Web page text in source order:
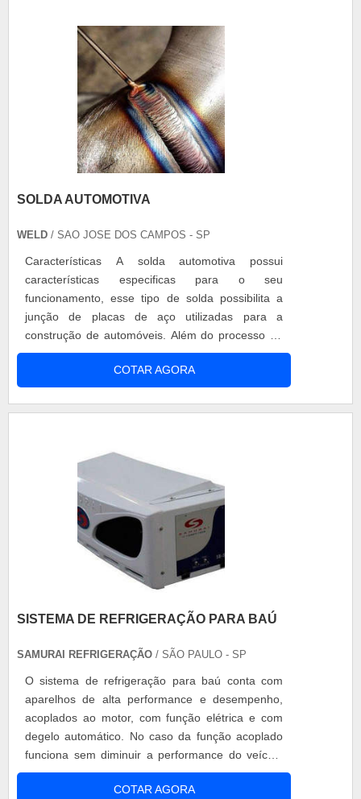
SOLDA AUTOMOTIVA
WELD / SAO JOSE DOS CAMPOS - SP
Características A solda automotiva possui
características especificas para o seu
funcionamento, esse tipo de solda possibilita a
junção de placas de aço utilizadas para a
construção de automóveis. Além do processo de
fabricação de peças a solda também é
indispensável para os reparos de automóveis.
Serviços disponibilizados - Fabricação,
COTAR AGORA
SISTEMA DE REFRIGERAÇÃO PARA BAÚ
SAMURAI REFRIGERAÇÃO / SÃO PAULO - SP
O sistema de refrigeração para baú conta com
aparelhos de alta performance e desempenho,
acoplados ao motor, com função elétrica e com
degelo automático. No caso da função acoplado
funciona sem diminuir a performance do veículo
durante a distribuição. A elétrica funciona
refrigerando os produtos antes mesmo da
COTAR AGORA